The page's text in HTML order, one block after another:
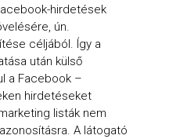
hirdetések
ún.
céljából. Így a
után külső
a Facebook –
hirdetéseket
listák nem
A látogató